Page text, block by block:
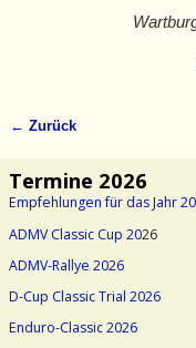
← Zurück
Termine 2026
Empfehlungen für das Jahr
ADMV Classic Cup 2026
ADMV-Rallye 2026
D-Cup Classic Trial 2026
Enduro-Classic 2026